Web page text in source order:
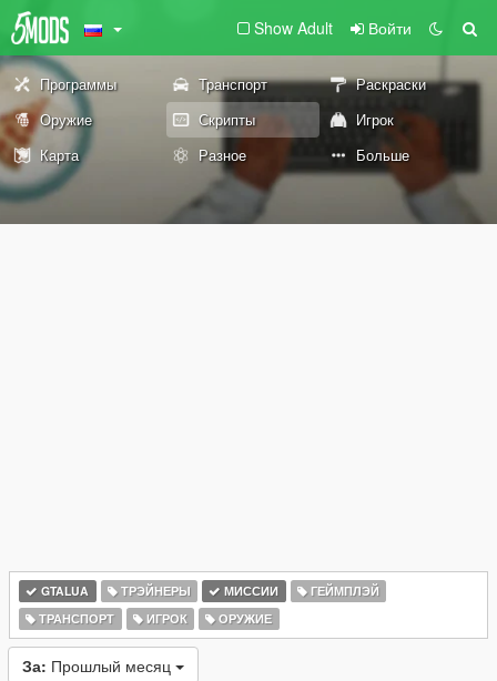
Show Adult Войти
Программы Транспорт
Раскраски
Оружие
Скрипты
Игрок
Карта
Разное Больше
GTALUA ТРЭЙНЕРЫ МИССИИ
ГЕЙМПЛЭЙ
ТРАНСПОРТ
ИГРОК ОРУЖИЕ
За: Прошлый месяц